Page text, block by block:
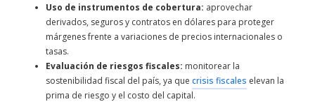
Uso de instrumentos de cobertura: aprovechar
derivados, seguros y contratos en dólares para proteger
márgenes frente a variaciones de precios internacionales o
tasas.
Evaluación de riesgos fiscales: monitorear la
sostenibilidad fiscal del país, ya que crisis fiscales elevan la
prima de riesgo y el costo del capital.